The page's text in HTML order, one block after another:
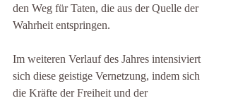
den Weg für Taten, die aus der Quelle der
Wahrheit entspringen.
Im weiteren Verlauf des Jahres intensiviert
sich diese geistige Vernetzung, indem sich
die Kräfte der Freiheit und der